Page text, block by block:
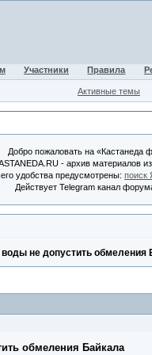
Участники Правила
Активные темы
Добро пожаловать на «Кастанеда
- архив материалов
удобства предусмотрены:поиск
Действует Telegram канал
не допустить обмеления
обмеления Байкала